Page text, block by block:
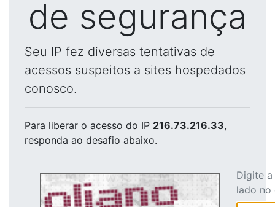
de segurança
Seu IP fez diversas tentativas de
acessos suspeitos a sites hospedados
conosco.
Para liberar o acesso do IP 216.73.216.33,
responda ao desafio abaixo.
Digite
lado no